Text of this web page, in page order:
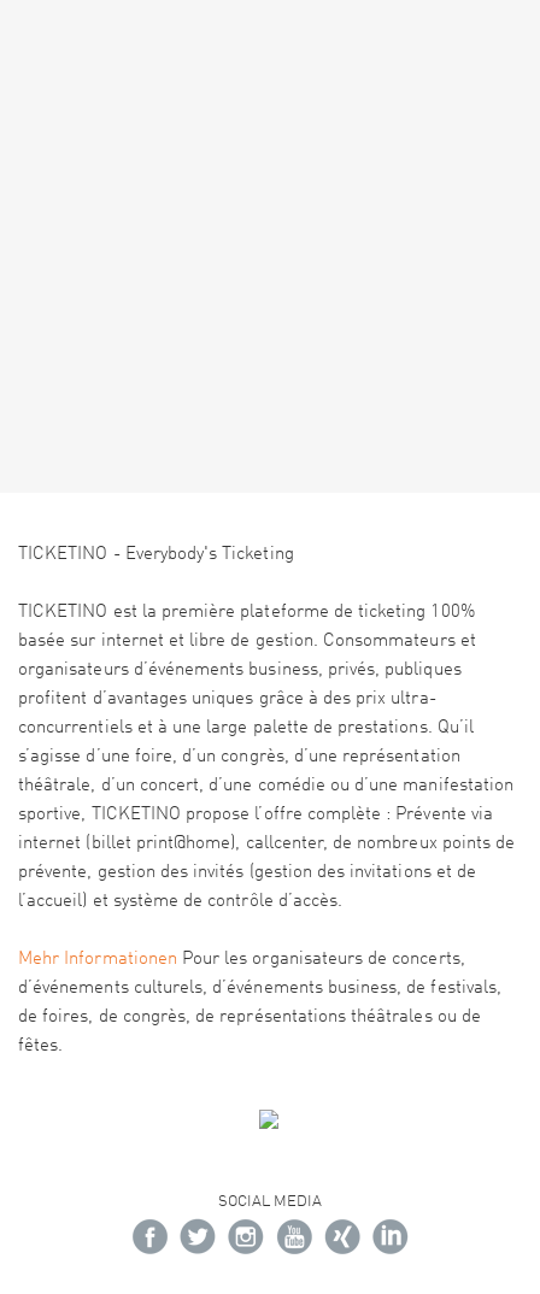
TICKETINO - Everybody's Ticketing
TICKETINO est la première plateforme de ticketing 100%
basée sur internet et libre de gestion. Consommateurs et
organisateurs d’événements business, privés, publiques
profitent d’avantages uniques grâce à des prix ultra-
concurrentiels et à une large palette de prestations. Qu’il
s’agisse d’une foire, d’un congrès, d’une représentation
théâtrale, d’un concert, d’une comédie ou d’une manifestation
sportive, TICKETINO propose l’offre complète : Prévente via
internet (billet print@home), callcenter, de nombreux points de
prévente, gestion des invités (gestion des invitations et de
l’accueil) et système de contrôle d’accès.
Mehr Informationen Pour les organisateurs de concerts,
d’événements culturels, d’événements business, de festivals,
de foires, de congrès, de représentations théâtrales ou de
fêtes.
SOCIAL MEDIA